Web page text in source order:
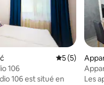
Évaluation
5 (5)
106
106 est situé en
Les